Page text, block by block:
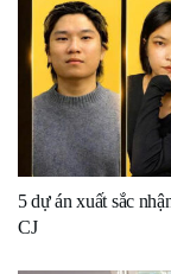
5 dự án xuất sắc
CJ